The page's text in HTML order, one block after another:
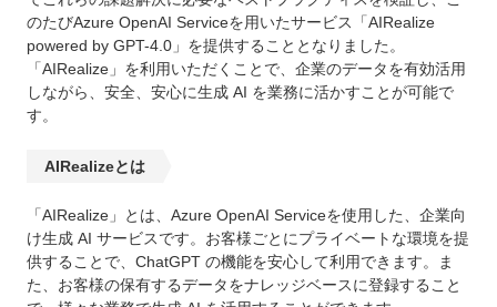
のたびAzure OpenAI Serviceを用いたサービス「AIRealize
powered by GPT-4.0」を提供することとなりました。
「AIRealize」を利用いただくことで、企業のデータを有効活用
しながら、安全、安心に生成 AI を業務に活かすことが可能で
す。
AIRealizeとは
「AIRealize」とは、Azure OpenAI Serviceを使用した、企業向
け生成 AI サービスです。お客様ごとにプライベートな環境を提
供することで、ChatGPT の機能を安心して利用できます。ま
た、お客様の保有するデータをナレッジベースに登録すること